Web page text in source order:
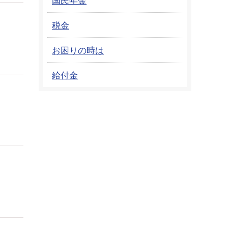
税金
お困りの時は
給付金